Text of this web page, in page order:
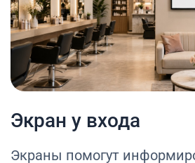
Экран у входа
Экраны помогут